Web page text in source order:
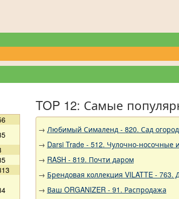
TOP 12: Самые
→ Любимый Сималенд - 820. Сад огород
→ Darsi Trade - 512. Чулочно-носочные
→ RASH - 819. Почти даром
→ Брендовая коллекция VILATTE -
→ Ваш ORGANIZER - 91. Распродажа